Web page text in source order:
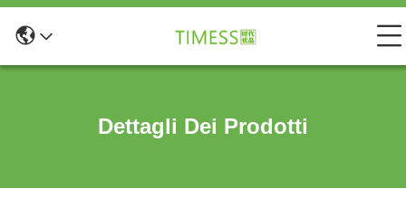
Dettagli Dei Prodotti